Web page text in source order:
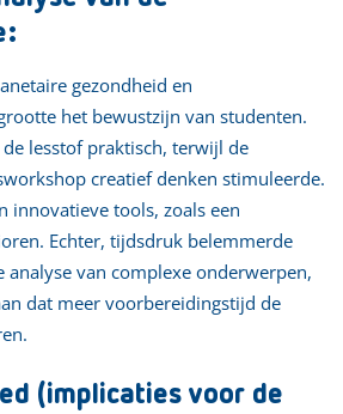
gezondheid en
het bewustzijn van studenten.
de lesstof praktisch, terwijl de
creatief denken stimuleerde.
innovatieve tools, zoals een
Echter, tijdsdruk belemmerde
analyse van complexe onderwerpen,
dat meer voorbereidingstijd de
(implicaties voor de